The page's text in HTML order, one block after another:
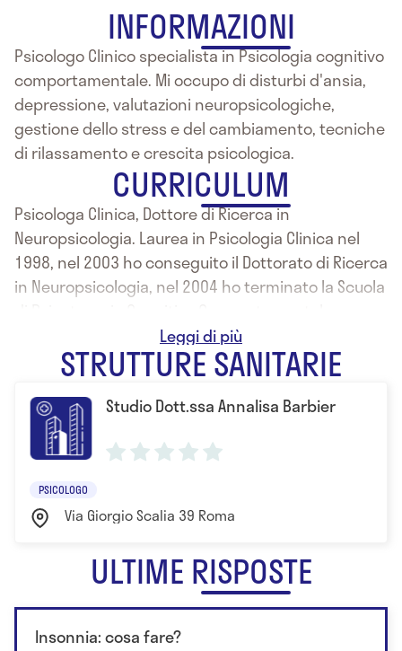
INFORMAZIONI
Psicologo Clinico specialista in Psicologia cognitivo
comportamentale. Mi occupo di disturbi d'ansia,
depressione, valutazioni neuropsicologiche,
gestione dello stress e del cambiamento, tecniche
di rilassamento e crescita psicologica.
CURRICULUM
Psicologa Clinica, Dottore di Ricerca in
Neuropsicologia. Laurea in Psicologia Clinica nel
1998, nel 2003 ho conseguito il Dottorato di Ricerca
in Neuropsicologia, nel 2004 ho terminato la Scuola
“Istituto Skinner” e nel 2006 ho conseguito il Master
in Ricerca e Selezione del Personale. Esperienza
decennale nell'ambito della Psicologia Clinica.
STRUTTURE SANITARIE
Studio Dott.ssa Annalisa Barbier
PSICOLOGO
Via Giorgio Scalia 39 Roma
ULTIME RISPOSTE
Insonnia: cosa fare?